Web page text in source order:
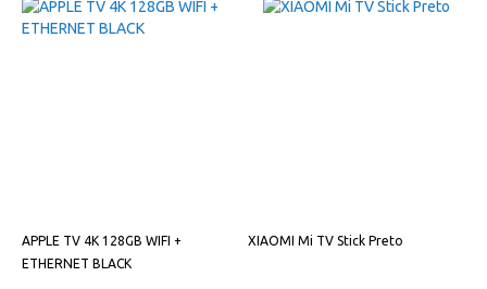
APPLE TV 4K 128GB WIFI +
ETHERNET BLACK
XIAOMI Mi TV Stick Preto